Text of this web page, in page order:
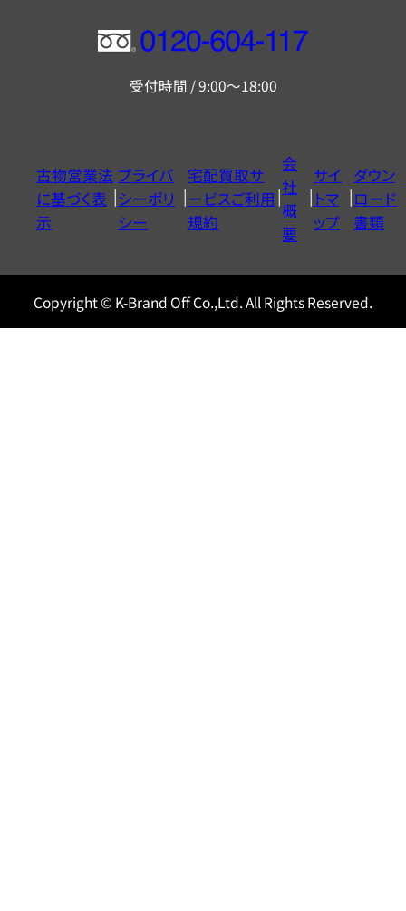
フ
ー
ヤ
ル
0120604117
受付時間 / 9:00～18:00
古物営業法
に基づく表
示
プライバ
シーポリ
シー
宅配買取サ
ービスご利用
規約
会
社
概
要
サイ
トマ
ップ
ダウン
ロード
書類
Copyright © K-Brand Off Co.,Ltd. All Rights Reserved.